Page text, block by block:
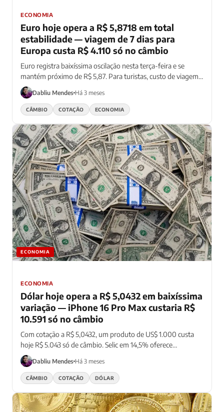
ECONOMIA
Euro hoje opera a R$ 5,8718 em total
estabilidade — viagem de 7 dias para
Europa custa R$ 4.110 só no câmbio
Euro registra baixíssima oscilação nesta terça-feira e se
mantém próximo de R$ 5,87. Para turistas, custo de viagem
permanece elevado.
Dabliu Mendes Há 3 meses
CÂMBIO COTAÇÃO ECONOMIA
ECONOMIA
ECONOMIA
Dólar hoje opera a R$ 5,0432 em baixíssima
variação — iPhone 16 Pro Max custaria R$
10.591 só no câmbio
Com cotação a R$ 5,0432, um produto de US$ 1.000 custa
hoje R$ 5.043 só de câmbio. Selic em 14,5% oferece
alternativa na renda fixa.
Dabliu Mendes Há 3 meses
CÂMBIO COTAÇÃO DÓLAR